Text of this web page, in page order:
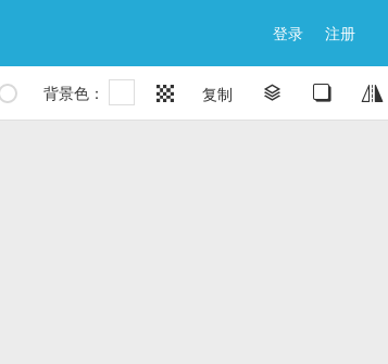
登录 注册
背景色：  复制   